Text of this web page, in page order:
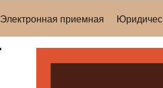
Электронная приемная